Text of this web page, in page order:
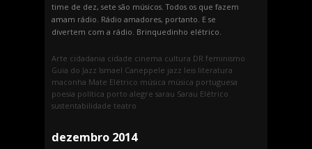
time de dez, sete são músicos. Todos os que fazem
amam rádio. Rádio amadores, portanto. E se
divertem com a rádio. Brinquedinho elétrico.
Arte cidadania cidade cinema cultura DR feminismo
Guia do Jazz Ismael Caneppele jazz leis literatura
maconha Mate Elétrico música música portuguesa
poesia política porto alegre sarau Sarau Elétrico
sustentabilidade teatro
dezembro 2014